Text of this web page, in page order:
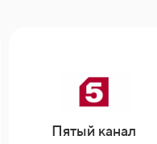
Пятый канал